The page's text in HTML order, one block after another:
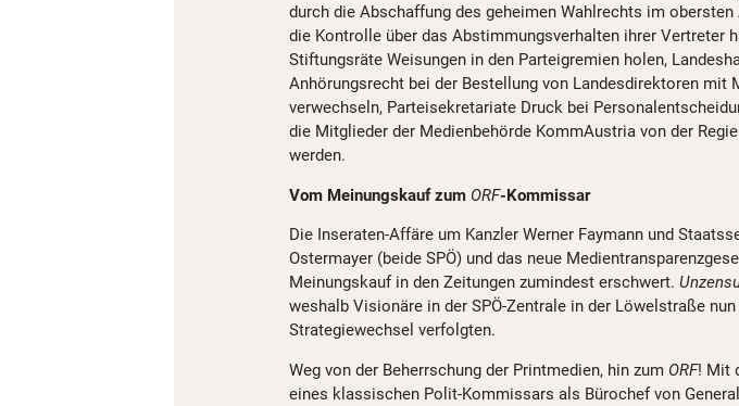
durch die Abschaffung des geheimen Wahlrechts im
die Kontrolle über das Abstimmungsverhalten ihrer Vertreter
Stiftungsräte Weisungen in den Parteigremien holen,
Anhörungsrecht bei der Bestellung von Landesdirektoren mit
verwechseln, Parteisekretariate Druck bei
die Mitglieder der Medienbehörde KommAustria von der
werden.
Vom Meinungskauf zum ORF-Kommissar
Die Inseraten-Affäre um Kanzler Werner Faymann und
Ostermayer (beide SPÖ) und das neue
Meinungskauf in den Zeitungen zumindest erschwert.
weshalb Visionäre in der SPÖ-Zentrale in der Löwelstraße
Strategiewechsel verfolgten.
Weg von der Beherrschung der Printmedien, hin zum ORF! Mit
eines klassischen Polit-Kommissars als Bürochef von